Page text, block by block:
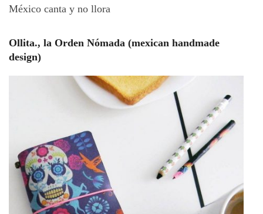
México canta y no llora
Ollita., la Orden Nómada (mexican handmade
design)